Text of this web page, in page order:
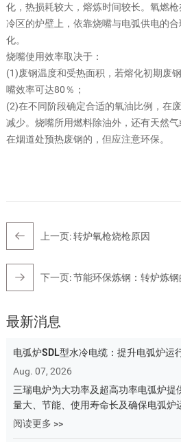
化，热损耗较大，熔炼时间较长。氧燃
冷区的炉壁上，依靠烧嘴与电弧供电的
化。
烧嘴使用效率取决于：
(1)废钢温度和受热面积，若熔化初期废
嘴效率可达80％；
(2)在不同阶段确定合适的氧油比例，在
减少。烧嘴所用燃料除油外，还有天然
在烟道处预热废钢的，但应注意环保。
上一页:转炉氧枪烧枪原因
下一页:节能环保炼钢：转炉炼
最新消息
电弧炉SDL型水冷电缆：提升电弧炉运
Aug. 07, 2026
三瑞电炉为大功率及超高功率电弧炉提
量大、节能、使用寿命长及确保电弧炉
阅读更多 >>